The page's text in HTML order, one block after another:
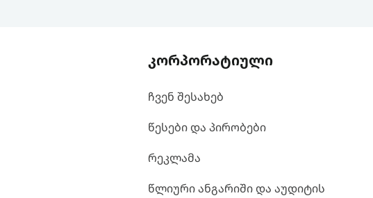
კორპორატიული
ჩვენ შესახებ
წესები და პირობები
რეკლამა
წლიური ანგარიში და აუდიტის